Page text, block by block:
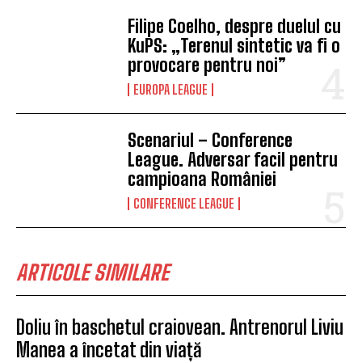
Filipe Coelho, despre duelul cu
KuPS: „Terenul sintetic va fi o
provocare pentru noi”
EUROPA LEAGUE
Scenariul – Conference
League. Adversar facil pentru
campioana României
CONFERENCE LEAGUE
ARTICOLE SIMILARE
Doliu în baschetul craiovean. Antrenorul Liviu
Manea a încetat din viață